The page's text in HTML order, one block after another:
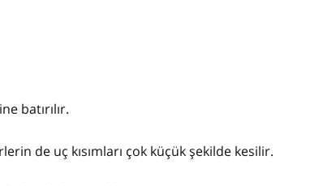
batırılır.
de uç kısımları çok küçük şekilde kesilir.